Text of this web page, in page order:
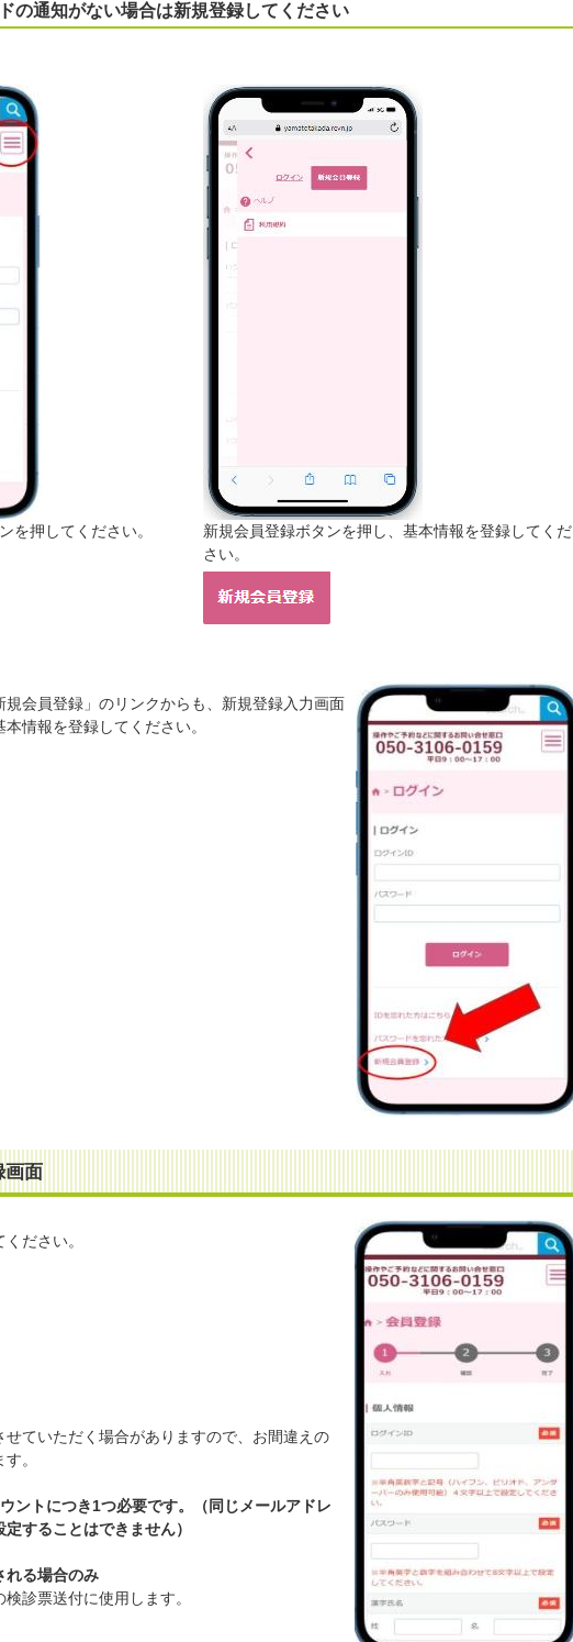
の通知がない場合は新規登録してください
を押してください。
新規会員登録ボタンを押し、基本情報を登録してくだ
さい。
規会員登録」のリンクからも、新規登録入力画面
情報を登録してください。
画面
ださい。
ていただく場合がありますので、お間違えの
。
ントにつき1つ必要です。（同じメールアドレ
することはできません）
れる場合のみ
診票送付に使用します。